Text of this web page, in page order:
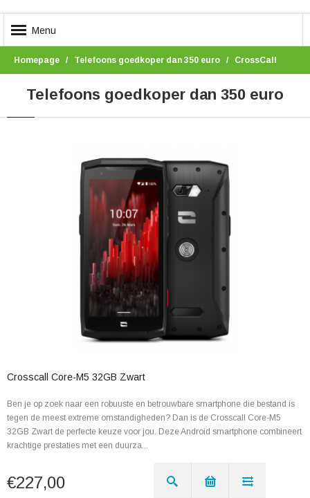
Menu
Homepage Telefoons goedkoper dan 350 euro CrossCall
Telefoons goedkoper dan 350 euro
Crosscall Core-M5 32GB Zwart
Ben je op zoek naar een robuuste en betrouwbare smartphone die bestand is
tegen de meest extreme omstandigheden? Dan is de Crosscall Core-M5
32GB Zwart de perfecte keuze voor jou. Deze Android smartphone combineert
krachtige prestaties met een duurza...
€227,00